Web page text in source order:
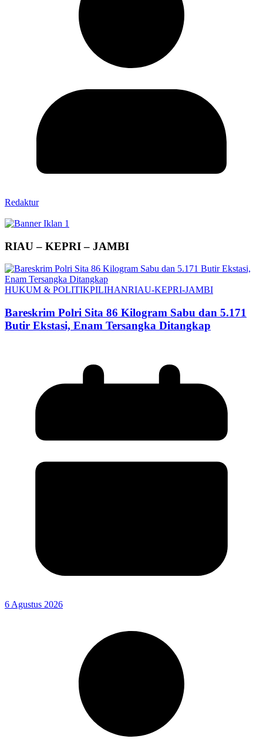
Redaktur
RIAU – KEPRI – JAMBI
HUKUM & POLITIKPILIHANRIAU-KEPRI-JAMBI
Bareskrim Polri Sita 86 Kilogram Sabu dan 5.171
Butir Ekstasi, Enam Tersangka Ditangkap
6 Agustus 2026